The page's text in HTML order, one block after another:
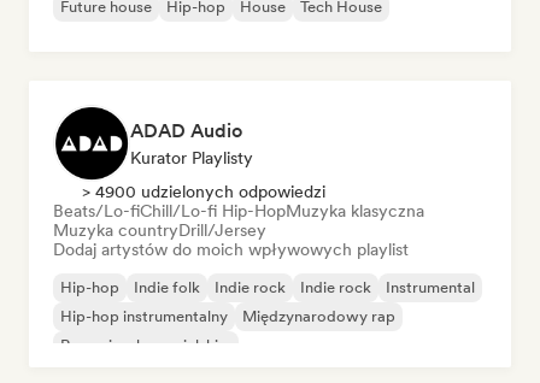
Future house
Hip-hop House Tech House
ADAD Audio
Kurator Playlisty
> 4900 udzielonych odpowiedzi
Beats/Lo-fiChill/Lo-fi Hip-HopMuzyka klasyczna
Muzyka countryDrill/Jersey
Dodaj artystów do moich wpływowych playlist
Hip-hop Indie folk Indie rock Indie rock
Instrumental
Hip-hop instrumentalny
Międzynarodowy rap
Rap w języku angielskim